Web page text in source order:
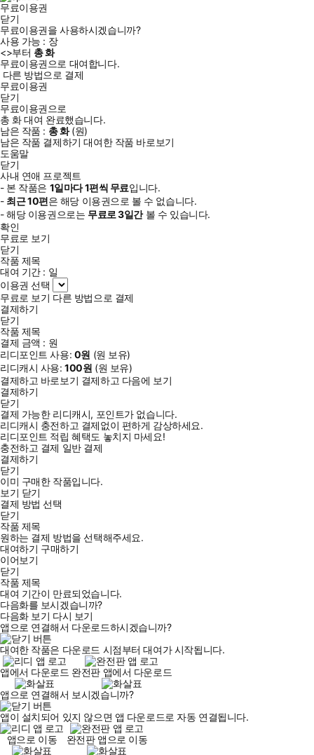
무료이용권
닫기
무료이용권을 사용하시겠습니까?
사용 가능 : 장
<>부터 총화
무료이용권으로 대여합니다.
다른 방법으로 결제
무료이용권
닫기
무료이용권으로
총 화대여 완료했습니다.
남은 작품 : 총화(원)
남은 작품 결제하기 대여한 작품 바로보기
도움말
닫기
사내 연애 프로젝트
- 본 작품은 1일마다1편씩 무료입니다.
- 최근10편은 해당 이용권으로 볼 수 없습니다.
- 해당 이용권으로는 무료로3일간볼 수 있습니다.
확인
무료로 보기
닫기
작품 제목
대여 기간 : 일
이용권 선택
무료로 보기 다른 방법으로 결제
결제하기
닫기
작품 제목
결제 금액 : 원
리디포인트 사용: 0원 (원 보유)
리디캐시 사용:100원 (원 보유)
결제하고 바로보기 결제하고 다음에 보기
결제하기
닫기
결제 가능한 리디캐시, 포인트가 없습니다.
리디캐시 충전하고 결제없이 편하게 감상하세요.
리디포인트 적립 혜택도 놓치지 마세요!
충전하고 결제 일반 결제
결제하기
닫기
이미 구매한 작품입니다.
보기 닫기
결제 방법 선택
닫기
작품 제목
원하는 결제 방법을 선택해주세요.
대여하기 구매하기
이어보기
닫기
작품 제목
대여 기간이 만료되었습니다.
다음화를 보시겠습니까?
다음화 보기 다시 보기
앱으로 연결해서 다운로드하시겠습니까?
대여한 작품은 다운로드 시점부터 대여가 시작됩니다.
앱에서 다운로드 완전판 앱에서 다운로드
앱으로 연결해서 보시겠습니까?
앱이 설치되어 있지 않으면 앱 다운로드로 자동 연결됩니다.
앱으로 이동
완전판 앱으로 이동